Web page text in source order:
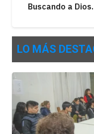
Buscando a
LO MÁS